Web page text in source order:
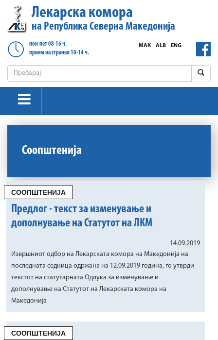
Лекарска комора
на Република Северна Македонија
пон-пет 08-16 ч.
прием на странки 10-14 ч.
ENG
ALB
МАК
Соопштенија
СООПШТЕНИЈА
Предлог - текст за изменување и
дополнување на Статутот на ЛКМ
14.09.2019
Извршниот одбор на Лекарската комора на Македонија на
последната седница одржана на 12.09.2019 година, го утврди
текстот на статутарната Одлука за изменување и
дополнување на Статутот на Лекарската комора на
Македонија
СООПШТЕНИЈА